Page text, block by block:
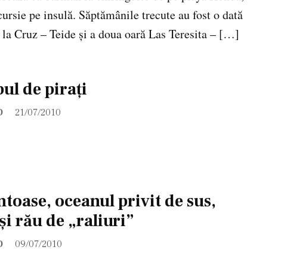
pe insulă. Săptămânile trecute au fost o dată
Cruz – Teide și a doua oară Las Teresita – […]
de piraţi
21/07/2010
oceanul privit de sus,
rău de „raliuri”
09/07/2010